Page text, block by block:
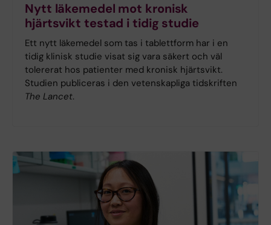
Nytt läkemedel mot kronisk
hjärtsvikt testad i tidig studie
Ett nytt läkemedel som tas i tablettform har i en
tidig klinisk studie visat sig vara säkert och väl
tolererat hos patienter med kronisk hjärtsvikt.
Studien publiceras i den vetenskapliga tidskriften
The Lancet.